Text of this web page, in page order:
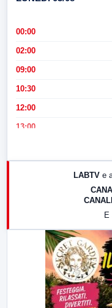
00:00
02:00
09:00
10:30
12:00
13:00
17:00
LABTV e
E